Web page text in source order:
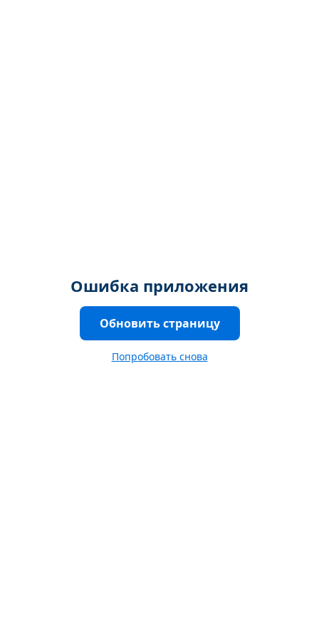
Ошибка приложения
Обновить страницу
Попробовать снова